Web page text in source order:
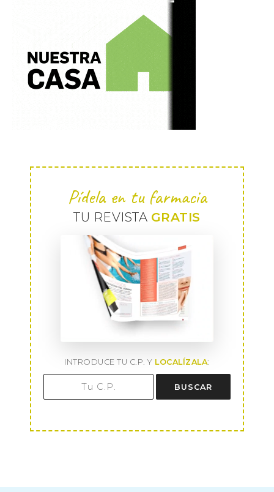
Pídela en tu farmacia
TU REVISTA GRATIS
INTRODUCE TU C.P. Y LOCALÍZALA:
BUSCAR